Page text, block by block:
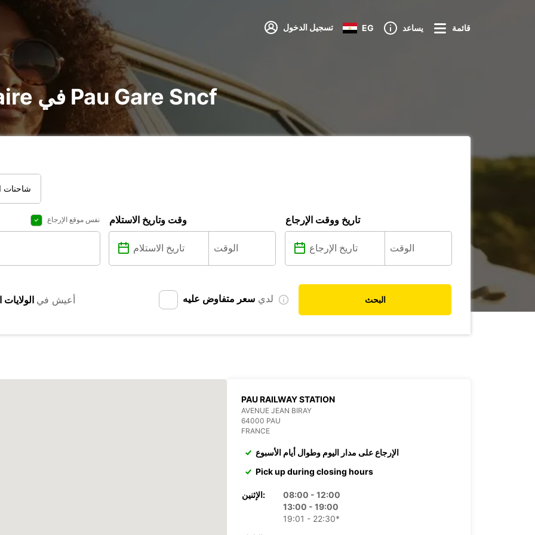
تسجيل الدخول EG يساعد قائمة
تأجير voiture و utilitaire في Pau Gare Sncf
شاحنات
نفس موقع الإرجاع وقت وتاريخ الاستلام تاريخ ووقت الإرجاع
أعيش في لدي سعر متفاوض عليه البحث
PAU RAILWAY STATION
AVENUE JEAN BIRAY
64000 PAU
FRANCE
الإرجاع على مدار اليوم وطوال أيام الأسبوع
Pick up during closing hours
الإثنين:
08:00 - 12:00
13:00 - 19:00
19:01 - 22:30*